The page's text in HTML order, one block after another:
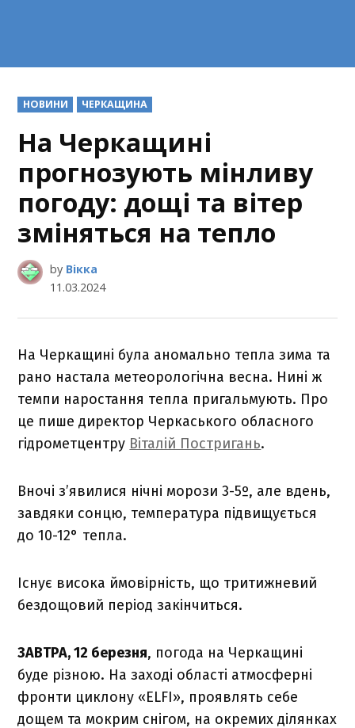
POSTED
IN
НОВИНИ ЧЕРКАЩИНА
На Черкащині
прогнозують мінливу
погоду: дощі та вітер
зміняться на тепло
by Вікка
11.03.2024
На Черкащині була аномально тепла зима та
рано настала метеорологічна весна. Нині ж
темпи наростання тепла пригальмують. Про
це пише директор Черкаського обласного
гідрометцентру Віталій Постригань.
Вночі з’явилися нічні морози 3-5º, але вдень,
завдяки сонцю, температура підвищується
до 10-12° тепла.
Існує висока ймовірність, що тритижневий
бездощовий період закінчиться.
ЗАВТРА, 12 березня, погода на Черкащині
буде різною. На заході області атмосферні
фронти циклону «ELFI», проявлять себе
дощем та мокрим снігом, на окремих ділянках